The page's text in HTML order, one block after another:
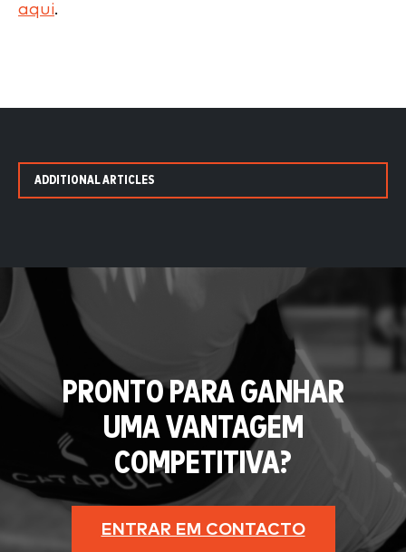
aqui.
ADDITIONAL ARTICLES
PRONTO PARA GANHAR
UMA VANTAGEM
COMPETITIVA?
ENTRAR EM CONTACTO